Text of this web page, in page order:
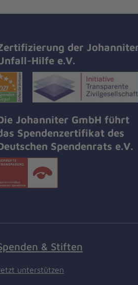
der
Hilfe e.V.
Johanniter GmbH führt
Spendenzertifikat des
Spendenrats e.V.
& Stiften
unterstützen